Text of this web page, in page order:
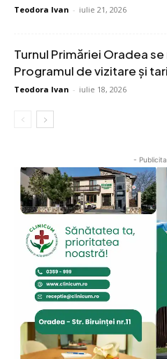
Teodora Ivan - iulie 21, 2026
Turnul Primăriei Oradea
Programul de vizitare și
Teodora Ivan - iulie 18, 2026
-